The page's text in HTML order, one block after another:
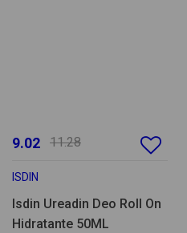
9.02 11.28
ISDIN
Isdin Ureadin Deo Roll On
Hidratante 50ML